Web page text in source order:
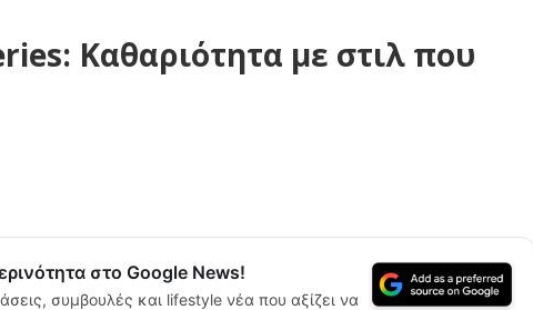
Καθαριότητα με στιλ που
στο Google News!
συμβουλές και lifestyle νέα που αξίζει να